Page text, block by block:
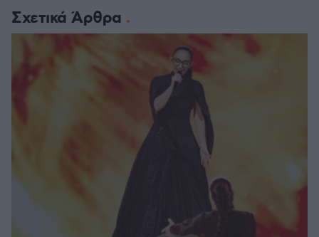
Σχετικά Άρθρα